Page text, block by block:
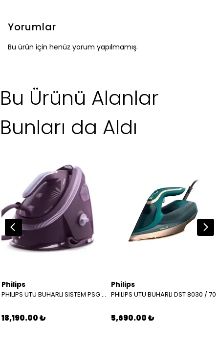
Yorumlar
Bu ürün için henüz yorum yapılmamış.
Bu Ürünü Alanlar
Bunları da Aldı
Philips
PHILIPS UTU BUHARLI SISTEM PSG 7200 30
18,190.00 ₺
Philips
PHILIPS UTU BUHARLI DST 8030 / 70
5,690.00 ₺